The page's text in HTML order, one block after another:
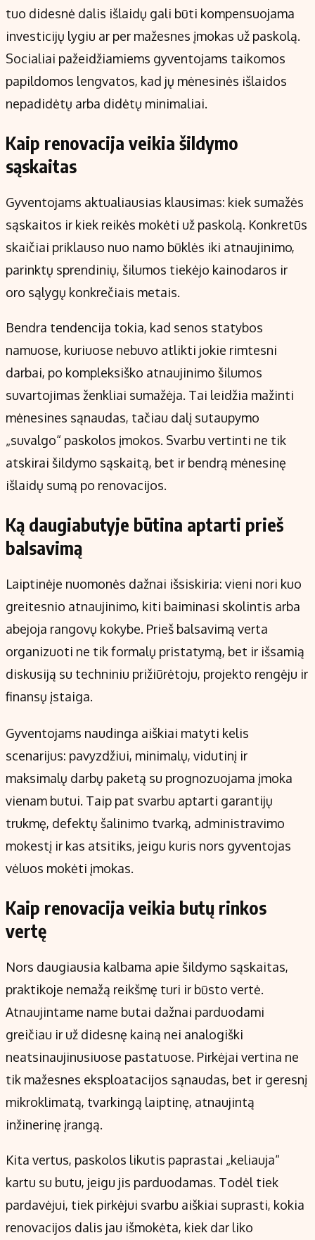
tuo didesnė dalis išlaidų gali būti kompensuojama
investicijų lygiu ar per mažesnes įmokas už paskolą.
Socialiai pažeidžiamiems gyventojams taikomos
papildomos lengvatos, kad jų mėnesinės išlaidos
nepadidėtų arba didėtų minimaliai.
Kaip renovacija veikia šildymo
sąskaitas
Gyventojams aktualiausias klausimas: kiek sumažės
sąskaitos ir kiek reikės mokėti už paskolą. Konkretūs
skaičiai priklauso nuo namo būklės iki atnaujinimo,
parinktų sprendinių, šilumos tiekėjo kainodaros ir
oro sąlygų konkrečiais metais.
Bendra tendencija tokia, kad senos statybos
namuose, kuriuose nebuvo atlikti jokie rimtesni
darbai, po kompleksiško atnaujinimo šilumos
suvartojimas ženkliai sumažėja. Tai leidžia mažinti
mėnesines sąnaudas, tačiau dalį sutaupymo
„suvalgo“ paskolos įmokos. Svarbu vertinti ne tik
atskirai šildymo sąskaitą, bet ir bendrą mėnesinę
išlaidų sumą po renovacijos.
Ką daugiabutyje būtina aptarti prieš
balsavimą
Laiptinėje nuomonės dažnai išsiskiria: vieni nori kuo
greitesnio atnaujinimo, kiti baiminasi skolintis arba
abejoja rangovų kokybe. Prieš balsavimą verta
organizuoti ne tik formalų pristatymą, bet ir išsamią
diskusiją su techniniu prižiūrėtoju, projekto rengėju ir
finansų įstaiga.
Gyventojams naudinga aiškiai matyti kelis
scenarijus: pavyzdžiui, minimalų, vidutinį ir
maksimalų darbų paketą su prognozuojama įmoka
vienam butui. Taip pat svarbu aptarti garantijų
trukmę, defektų šalinimo tvarką, administravimo
mokestį ir kas atsitiks, jeigu kuris nors gyventojas
vėluos mokėti įmokas.
Kaip renovacija veikia butų rinkos
vertę
Nors daugiausia kalbama apie šildymo sąskaitas,
praktikoje nemažą reikšmę turi ir būsto vertė.
Atnaujintame name butai dažnai parduodami
greičiau ir už didesnę kainą nei analogiški
neatsinaujinusiuose pastatuose. Pirkėjai vertina ne
tik mažesnes eksploatacijos sąnaudas, bet ir geresnį
mikroklimatą, tvarkingą laiptinę, atnaujintą
inžinerinę įrangą.
Kita vertus, paskolos likutis paprastai „keliauja“
kartu su butu, jeigu jis parduodamas. Todėl tiek
pardavėjui, tiek pirkėjui svarbu aiškiai suprasti, kokia
renovacijos dalis jau išmokėta, kiek dar liko